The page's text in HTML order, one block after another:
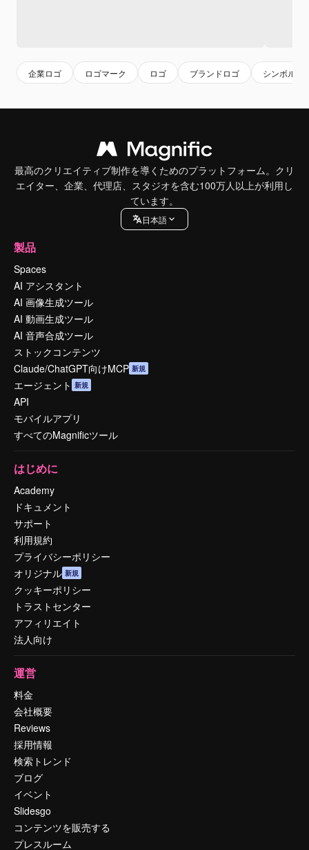
企業ロゴ ロゴマーク ロゴ ブランドロゴ シンボル
最高のクリエイティブ制作を導くためのプラットフォーム。クリ
エイター、企業、代理店、スタジオを含む100万人以上が利用し
ています。
日本語
製品
Spaces
AI アシスタント
AI 画像生成ツール
AI 動画生成ツール
AI 音声合成ツール
ストックコンテンツ
Claude/ChatGPT向けMCP 新規
エージェント 新規
API
モバイルアプリ
すべてのMagnificツール
はじめに
Academy
ドキュメント
サポート
利用規約
プライバシーポリシー
オリジナル 新規
クッキーポリシー
トラストセンター
アフィリエイト
法人向け
運営
料金
会社概要
Reviews
採用情報
検索トレンド
ブログ
イベント
Slidesgo
コンテンツを販売する
プレスルーム